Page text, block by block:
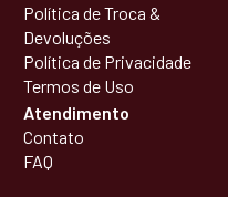
Política de Troca &
Devoluções
Política de Privacidade
Termos de Uso
Atendimento
Contato
FAQ